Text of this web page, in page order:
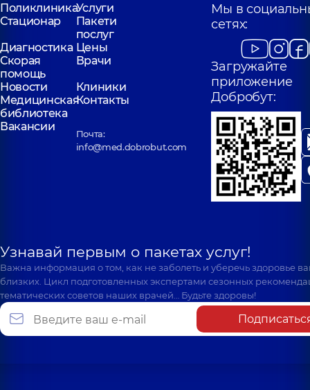
ПоликлиникаУслуги
Стационар
Пакети
послуг
Диагностика Цены
Скорая
помощь
Врачи
Новости
Клиники
Медицинская
библиотека
Контакты
Вакансии
Почта:
info@med.dobrobut.com
Мы в
сетях:
Загружайте
приложение
Добробут:
Узнавай первым о пакетах услуг!
Важна информация о том, как не заболеть и уберечь здоровье
близких. Цикл подготовленных экспертами сезонных
тематических советов наших врачей… Будьте здоровы!